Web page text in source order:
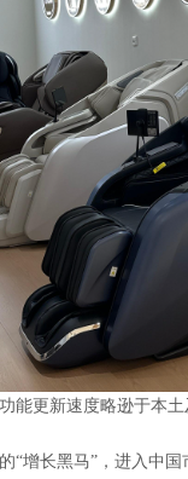
能更新速度略逊于本
“增长黑马”，进入中